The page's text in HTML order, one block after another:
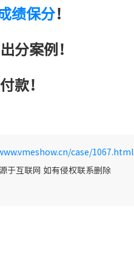
绩保分！
分案例！
款！
case/1067.html
于互联网 如有侵权联系删除